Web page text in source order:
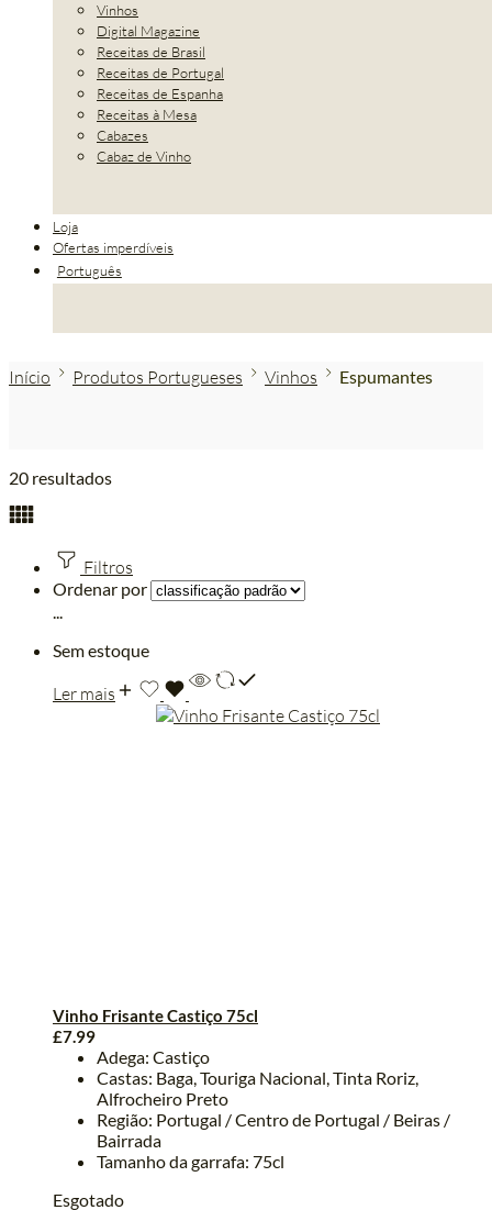
Vinhos
Digital Magazine
Receitas de Brasil
Receitas de Portugal
Receitas de Espanha
Receitas à Mesa
Cabazes
Cabaz de Vinho
Loja
Ofertas imperdíveis
Português
Início Produtos Portugueses Vinhos Espumantes
20 resultados
Filtros
Ordenar por
...
Sem estoque
Ler mais
Vinho Frisante Castiço 75cl
£7.99
Adega: Castiço
Castas: Baga, Touriga Nacional, Tinta Roriz,
Alfrocheiro Preto
Região: Portugal / Centro de Portugal / Beiras /
Bairrada
Tamanho da garrafa: 75cl
Esgotado